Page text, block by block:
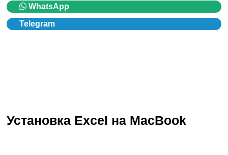
WhatsApp
Telegram
Установка Excel на MacBook